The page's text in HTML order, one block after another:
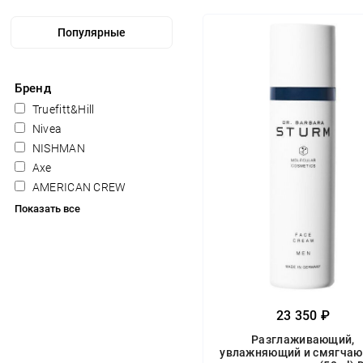
Бренд
Truefitt&Hill
Nivea
NISHMAN
Axe
AMERICAN CREW
Показать все
23 350 ₽
Разглаживающий,
увлажняющий и